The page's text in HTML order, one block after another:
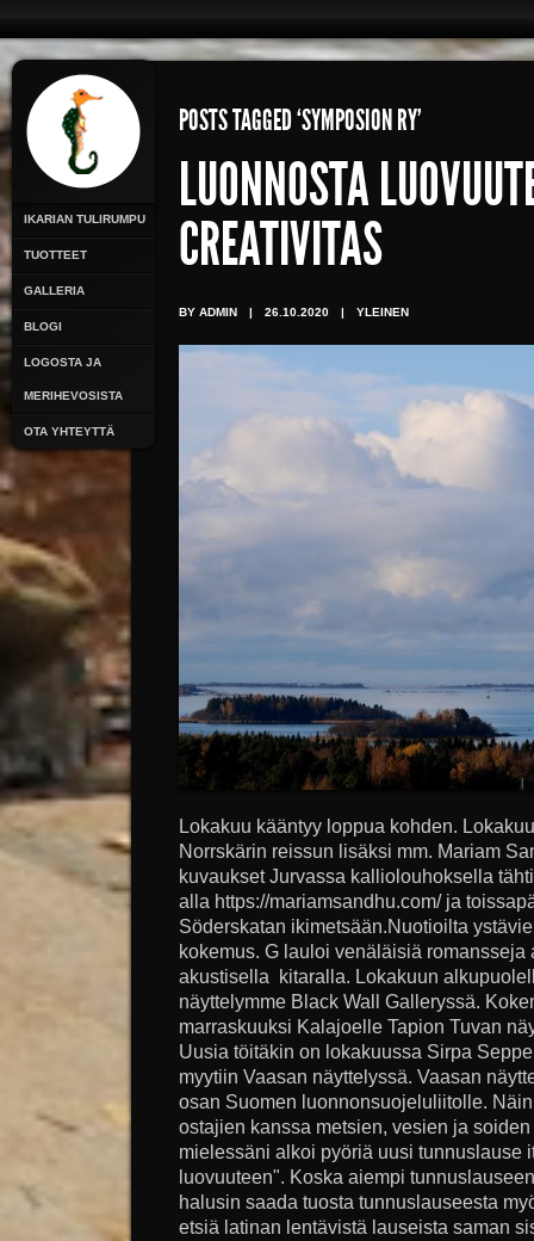
IKARIAN TULIRUMPU
TUOTTEET
GALLERIA
BLOGI
LOGOSTA JA
MERIHEVOSISTA
OTA YHTEYTTÄ
POSTS TAGGED ‘SYMPOSION RY’
LUONNOSTA
CREATIVITAS
BY ADMIN | 26.10.2020 | YLEINEN
Lokakuu kääntyy loppua kohden.
Norrskärin reissun lisäksi mm. Mariam
kuvaukset Jurvassa kalliolouhoksella
alla https://mariamsandhu.com/ ja
Söderskatan ikimetsään.Nuotioilta
kokemus. G lauloi venäläisiä
akustisella kitaralla. Lokakuun
näyttelymme Black Wall Galleryssä.
marraskuuksi Kalajoelle Tapion Tuvan
Uusia töitäkin on lokakuussa Sirpa
myytiin Vaasan näyttelyssä. Vaasan
osan Suomen luonnonsuojeluliitolle.
ostajien kanssa metsien, vesien ja
mielessäni alkoi pyöriä uusi tunnuslause
luovuuteen". Koska aiempi
halusin saada tuosta tunnuslauseesta
etsiä latinan lentävistä lauseista saman